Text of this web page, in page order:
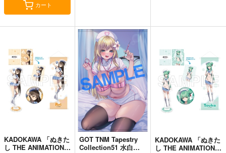
カート
KADOKAWA 「ぬきた
し THE ANIMATION」
GOT TNM Tapestry
Collection51 水白し
KADOKAWA 「ぬきた
し THE ANIMATION」